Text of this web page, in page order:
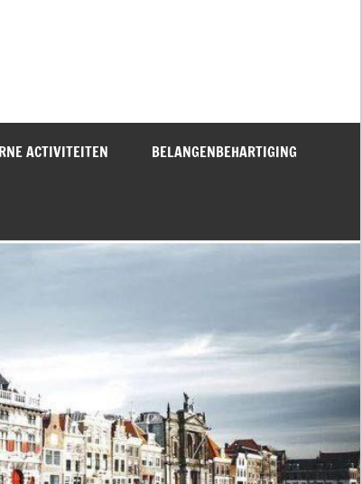
ACTIVITEITEN BELANGENBEHARTIGING